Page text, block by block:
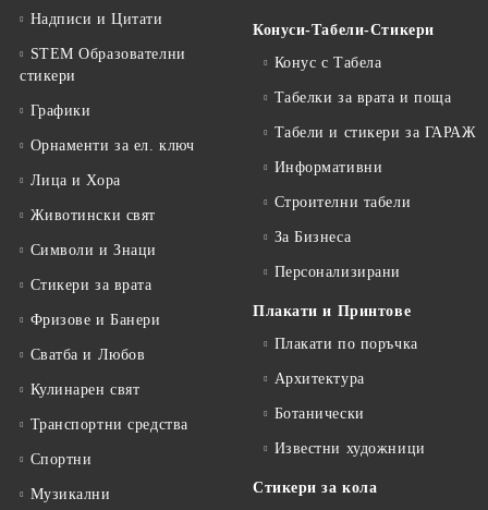
Надписи и Цитати
STEM Образователни
стикери
Графики
Орнаменти за ел. ключ
Лица и Хора
Животински свят
Символи и Знаци
Стикери за врата
Фризове и Банери
Сватба и Любов
Кулинарен свят
Транспортни средства
Спортни
Музикални
Конуси-Табели-Стикери
Конус с Табела
Табелки за врата и поща
Табели и стикери за ГАРАЖ
Информативни
Строителни табели
За Бизнеса
Персонализирани
Плакати и Принтове
Плакати по поръчка
Архитектура
Ботанически
Известни художници
Стикери за кола